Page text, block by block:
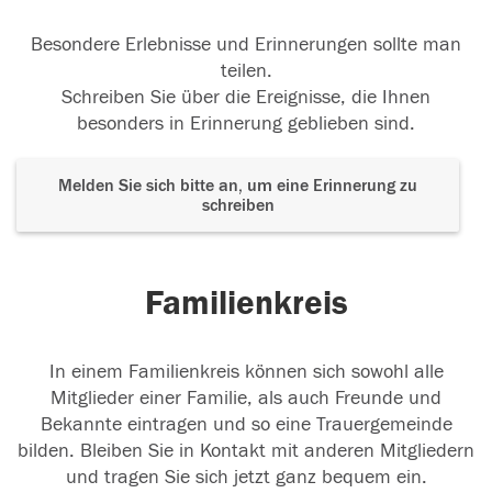
Besondere Erlebnisse und Erinnerungen sollte man
teilen.
Schreiben Sie über die Ereignisse, die Ihnen
besonders in Erinnerung geblieben sind.
Melden Sie sich bitte an, um eine Erinnerung zu
schreiben
Familienkreis
In einem Familienkreis können sich sowohl alle
Mitglieder einer Familie, als auch Freunde und
Bekannte eintragen und so eine Trauergemeinde
bilden. Bleiben Sie in Kontakt mit anderen Mitgliedern
und tragen Sie sich jetzt ganz bequem ein.